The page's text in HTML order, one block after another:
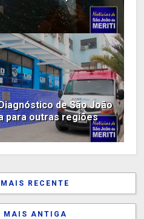
de São João
para outras regiões
RECENTE
MAIS ANTIGA